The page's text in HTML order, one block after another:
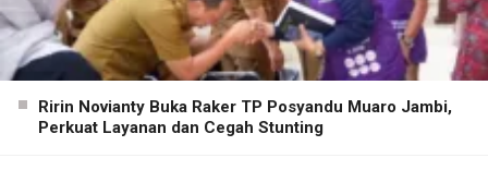
Ririn Novianty Buka Raker TP Posyandu Muaro Jambi,
Perkuat Layanan dan Cegah Stunting